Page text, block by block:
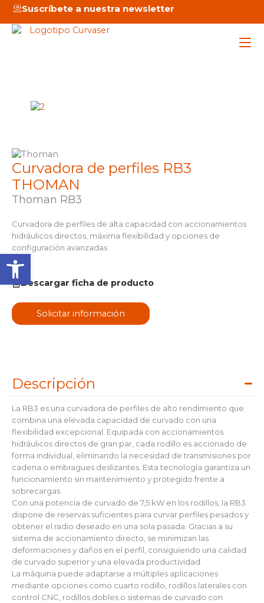
Abrir barra de
contenido
Suscríbete a nuestra newsletter
Curvadora de perfiles RB3
THOMAN
Thoman RB3
Curvadora de perfiles de alta capacidad con accionamientos
hidráulicos directos, máxima flexibilidad y opciones de
configuración avanzadas.
Descargar ficha de producto
Solicitar información
Descripción
La RB3 es una curvadora de perfiles de alto rendimiento que
combina una elevada capacidad de curvado con una
flexibilidad excepcional. Equipada con accionamientos
hidráulicos directos de gran par, cada rodillo es accionado de
forma individual, eliminando la necesidad de transmisiones por
cadena o embragues deslizantes. Esta tecnología garantiza un
funcionamiento sin mantenimiento y protegido frente a
sobrecargas.
Con una potencia de curvado de 7,5 kW en los rodillos, la RB3
dispone de reservas suficientes para curvar perfiles pesados y
obtener el radio deseado en una sola pasada. Gracias a su
sistema de accionamiento directo, se minimizan las
deformaciones y daños en el perfil, consiguiendo una calidad
de curvado superior y una elevada productividad.
La máquina puede adaptarse a múltiples aplicaciones
mediante opciones como cuarto rodillo, rodillos laterales con
control CNC, rodillos dobles o sistemas de curvado con